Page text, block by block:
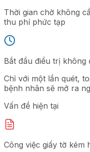
Thời gian chờ không
thu phí phức tạp
Bắt đầu điều trị không
Chỉ với một lần quét,
bệnh nhân sẽ mở ra
Vấn đề hiện tại
Công việc giấy tờ kém